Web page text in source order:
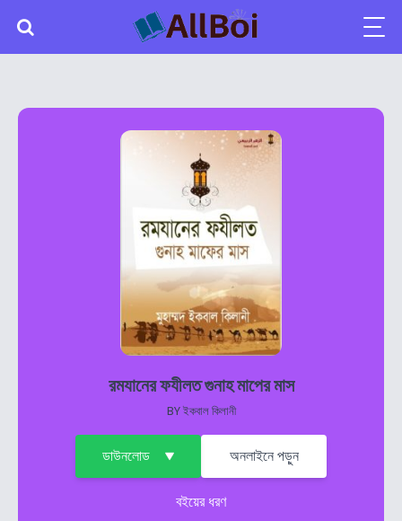
রমযানের ফযীলত গুনাহ মাপের মাস
BYইকবাল কিলানী
ডাউনলোড অনলাইনে পড়ুন
বইয়ের ধরণ